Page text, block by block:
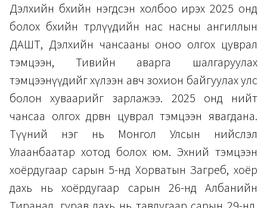
Дэлхийн бөхийн нэгдсэн холбоо ирэх 2025 онд
болох бөхийн төрлүүдийн нас насны ангиллын
ДАШТ, Дэлхийн чансааны оноо олгох цуврал
тэмцээн, Тивийн аварга шалгаруулах
тэмцээнүүдийг хүлээн авч зохион байгуулах улс
болон хуваарийг зарлажээ. 2025 онд нийт
чансаа олгох дөрвөн цуврал тэмцээн явагдана.
Түүний нэг нь Монгол Улсын нийслэл
Улаанбаатар хотод болох юм. Эхний тэмцээн
хоёрдугаар сарын 5-нд Хорватын Загреб, хоёр
дахь нь хоёрдугаар сарын 26-нд Албанийн